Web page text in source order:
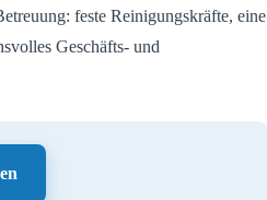
feste Reinigungskräfte, eine
Geschäfts- und